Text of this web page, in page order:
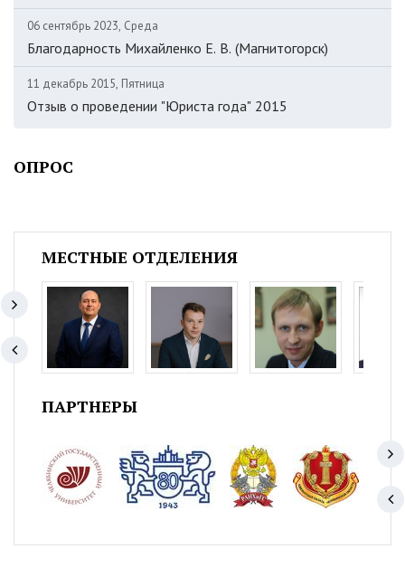
06 сентябрь 2023, Среда
Благодарность Михайленко Е. В. (Магнитогорск)
11 декабрь 2015, Пятница
Отзыв о проведении "Юриста года" 2015
ОПРОС
МЕСТНЫЕ ОТДЕЛЕНИЯ
ПАРТНЕРЫ